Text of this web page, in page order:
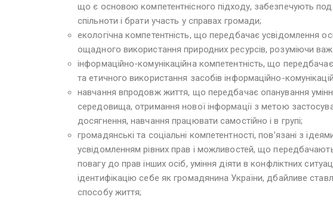
що є основою компетентнісного підходу, забезпечують
спільноти і брати участь у справах громади;
екологічна компетентність, що передбачає усвідомлення
ощадного використання природних ресурсів, розуміючи
інформаційно-комунікаційна компетентність, що
та етичного використання засобів інформаційно-
навчання впродовж життя, що передбачає опанування
середовища, отримання нової інформації з метою
досягнення, навчання працювати самостійно і в групі;
громадянські та соціальні компетентності, пов’язані з
усвідомленням рівних прав і можливостей, що
повагу до прав інших осіб, уміння діяти в конфліктних
ідентифікацію себе як громадянина України, дбайливе
способу життя;